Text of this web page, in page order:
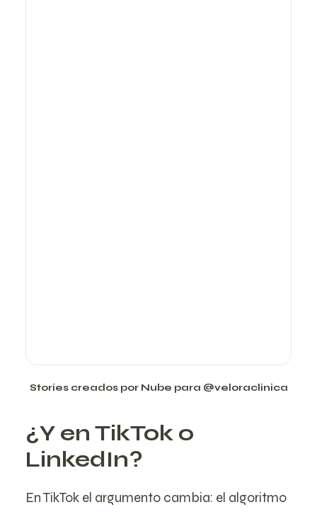
Stories creados por Nube para @veloraclinica
¿Y en TikTok o
LinkedIn?
En TikTok el argumento cambia: el algoritmo